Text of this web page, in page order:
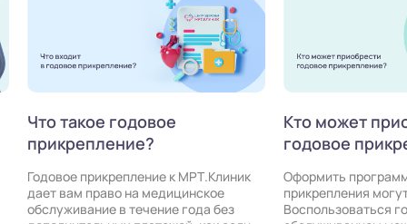
Что такое годовое
прикрепление?
Годовое прикрепление к МРТ.Клиник
дает вам право на медицинское
обслуживание в течение года без
Кто может
годовое
Оформить
прикрепления
Воспользоваться